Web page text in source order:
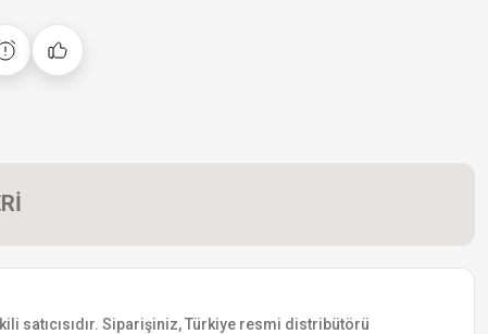
satıcısıdır. Siparişiniz, Türkiye resmi distribütörü